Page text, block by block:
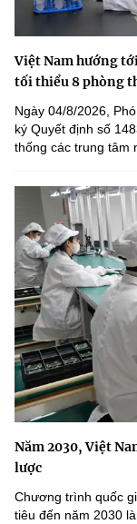
Việt Nam hướng
tối thiểu 8 phòng
Ngày 04/8/2026,
ký Quyết định số
thống các trung tâm
Năm 2030, Việt
lược
Chương trình quốc
tiêu đến năm 2030